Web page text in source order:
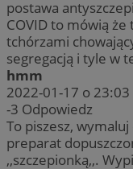
postawa
COVID to mówią że
tchórzami
segregacją i tyle w
hmm
2022-01-17 o 23:03
-3 Odpowiedz
To piszesz,
preparat
,,szczepionką,,.